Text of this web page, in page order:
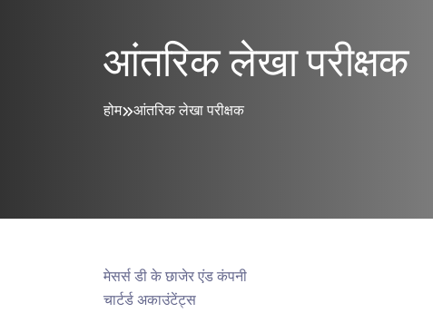
आंतरिक लेखा परीक्षक
होम आंतरिक लेखा परीक्षक
मेसर्स डी के छाजेर एंड कंपनी
चार्टर्ड अकाउंटेंट्स